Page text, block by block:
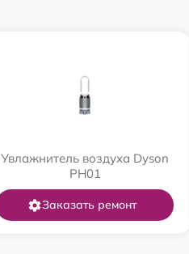
Увлажнитель воздуха Dyson
PH01
Заказать ремонт